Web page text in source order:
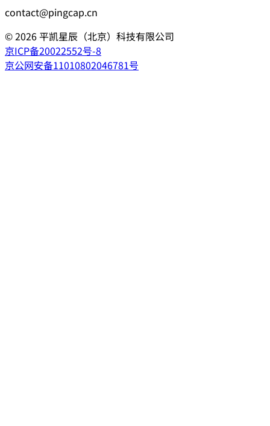
contact@pingcap.cn
©2026平凯星辰（北京）科技有限公司
京ICP备20022552号-8
京公网安备11010802046781号